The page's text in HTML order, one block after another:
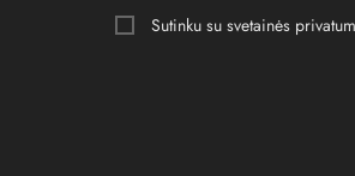
Sutinku su svetainės